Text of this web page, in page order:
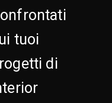
tuoi
di